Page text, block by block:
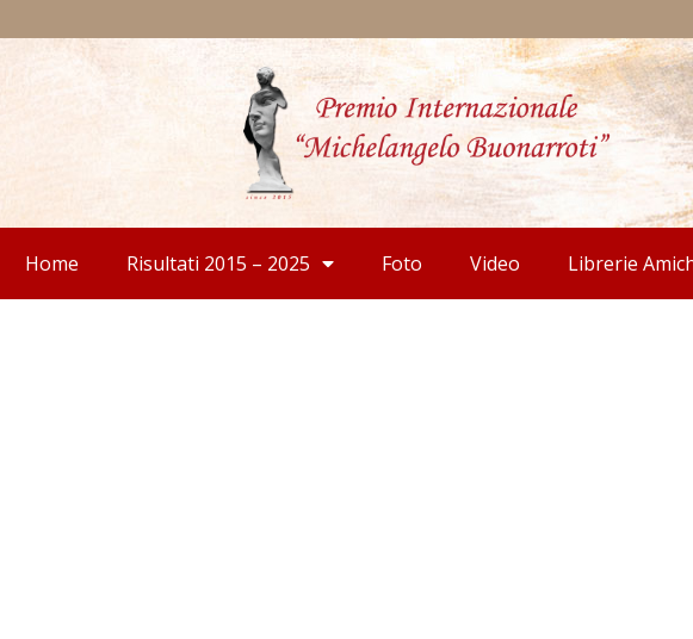
Home Risultati 2015 – 2025 Foto Video Librerie